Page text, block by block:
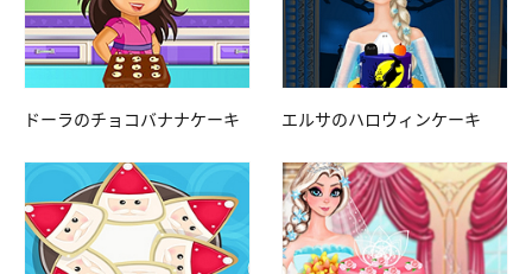
ドーラのチョコバナナケーキ エルサのハロウィンケーキ